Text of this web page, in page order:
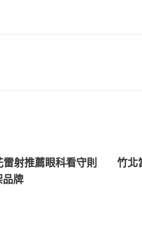
射推薦眼科看守則
牌
竹北